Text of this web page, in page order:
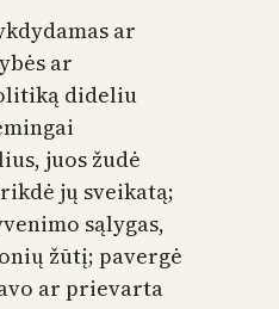
ar
ar
dideliu
juos žudė
jų sveikatą;
sąlygas,
žūtį; pavergė
ar prievarta